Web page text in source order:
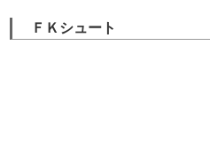
ＦＫシュート